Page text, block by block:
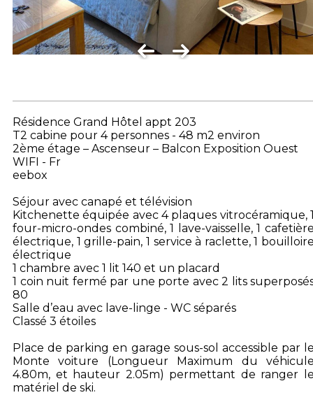
Résidence Grand Hôtel appt 203
T2 cabine pour 4 personnes - 48 m2 environ
2ème étage – Ascenseur – Balcon Exposition Ouest
WIFI - Fr
eebox
Séjour avec canapé et télévision
Kitchenette équipée avec 4 plaques vitrocéramique,
four-micro-ondes combiné, 1 lave-vaisselle, 1
électrique, 1 grille-pain, 1 service à raclette, 1
électrique
1 chambre avec 1 lit 140 et un placard
1 coin nuit fermé par une porte avec 2 lits
80
Salle d’eau avec lave-linge - WC séparés
Classé 3 étoiles
Place de parking en garage sous-sol accessible par
Monte voiture (Longueur Maximum du
4.80m, et hauteur 2.05m) permettant de ranger
matériel de ski.